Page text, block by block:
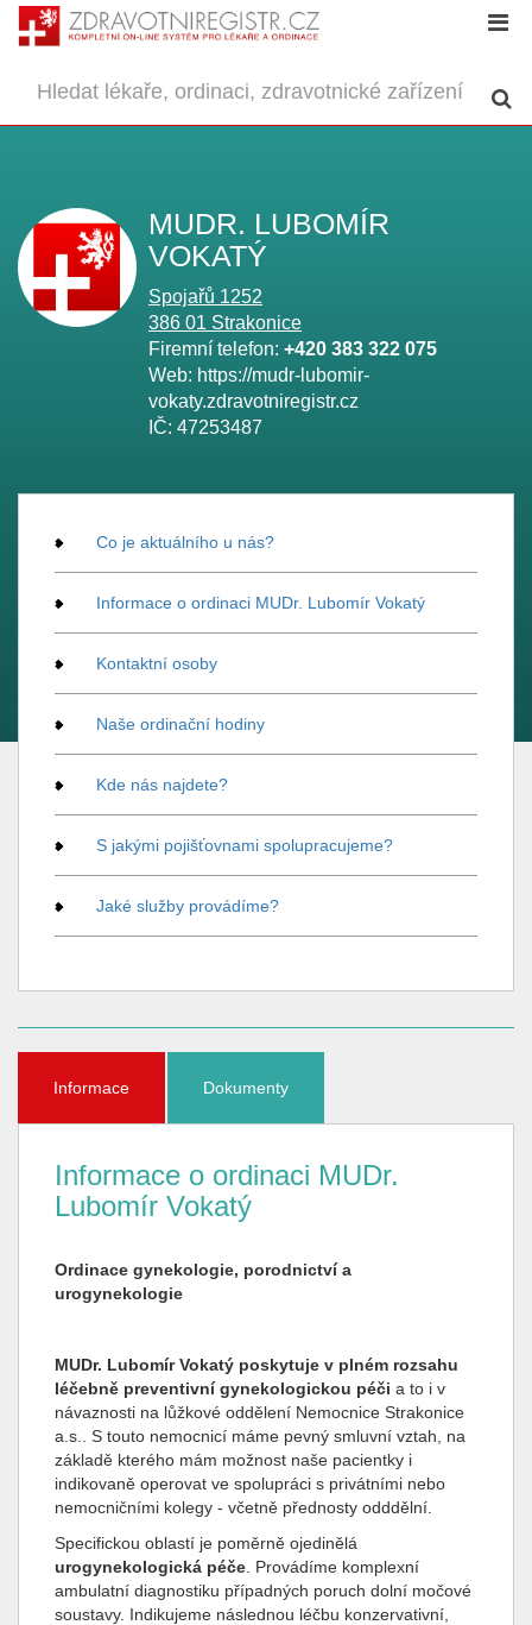
MUDR. LUBOMÍR
VOKATÝ
Spojařů 1252
386 01 Strakonice
Firemní telefon: +420 383 322 075
Web: https://mudr-lubomir-
vokaty.zdravotniregistr.cz
IČ: 47253487
Co je aktuálního u nás?
Informace o ordinaci MUDr. Lubomír Vokatý
Kontaktní osoby
Naše ordinační hodiny
Kde nás najdete?
S jakými pojišťovnami spolupracujeme?
Jaké služby provádíme?
Informace Dokumenty
Informace o ordinaci MUDr.
Lubomír Vokatý
Ordinace gynekologie, porodnictví a
urogynekologie
MUDr. Lubomír Vokatý poskytuje v plném rozsahu
léčebně preventivní gy­neko­lo­gi­ckou péči a to i v
návaznosti na lůžkové oddělení Nemocnice Strakonice
a.s.. S touto nemocnicí máme pevný smluvní vztah, na
základě kterého mám možnost naše pacientky i
indikovaně operovat ve spolupráci s privátními nebo
nemocničními kolegy - včetně přednosty odddělní.
Specifickou oblastí je poměrně ojedinělá
urogynekologická péče . Provádíme komplexní
ambulatní diagnostiku případných poruch dolní močové
soustavy. Indikujeme následnou léčbu konzervativní,